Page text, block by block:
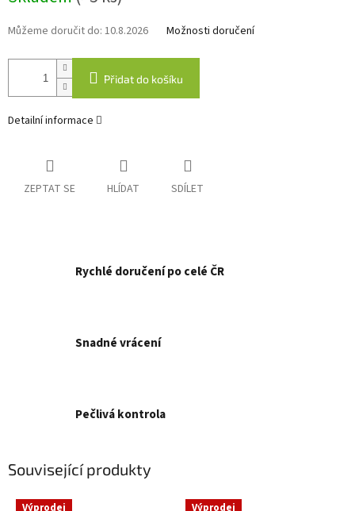
Můžeme doručit do: 10.8.2026 Možnosti doručení
Přidat do košíku
Detailní informace
ZEPTAT SE HLÍDAT SDÍLET
Rychlé doručení po celé ČR
Snadné vrácení
Pečlivá kontrola
Související produkty
Výprodej Výprodej